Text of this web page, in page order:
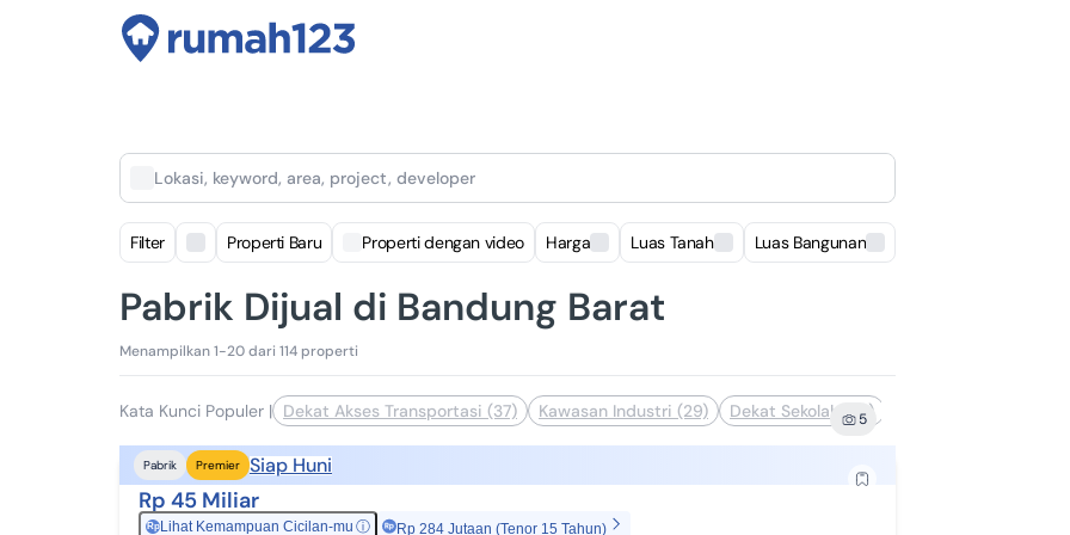
Lokasi, keyword, area, project, developer
Filter Properti Baru Properti dengan video Harga Luas Tanah Luas Bangunan
Pabrik Dijual di Bandung Barat
Menampilkan 1-20 dari 114 properti
Kata Kunci Populer | Dekat Akses Transportasi (37) Kawasan Industri (29) Dekat Sekolah (27)
5
Pabrik Premier Siap Huni
Rp 45 Miliar
RpLihat Kemampuan Cicilan-mu ⓘ Rp 284 Jutaan (Tenor 15 Tahun)